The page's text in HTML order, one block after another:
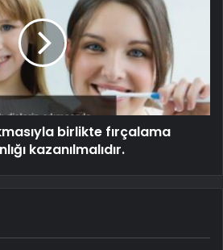
birlikte fırçalama
kazanılmalıdır.